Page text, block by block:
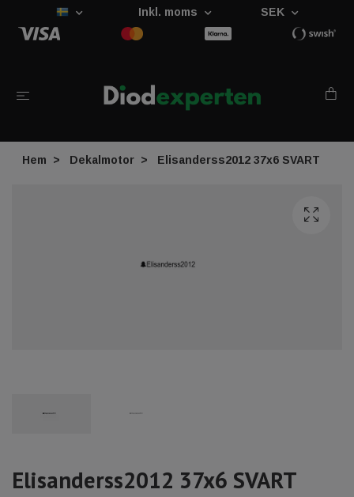
Inkl. moms SEK
Hem Dekalmotor Elisanderss2012 37x6 SVART
Elisanderss2012 37x6 SVART